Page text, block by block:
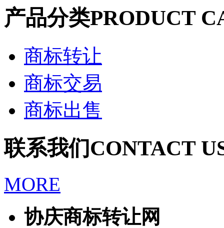
产品分类PRODUCT
商标转让
商标交易
商标出售
联系我们CONTACT
MORE
协庆商标转让网